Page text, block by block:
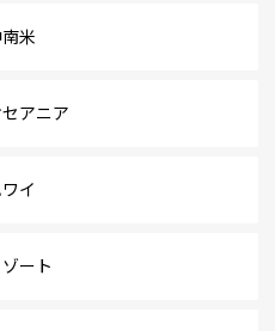
米
アニア
イ
ート